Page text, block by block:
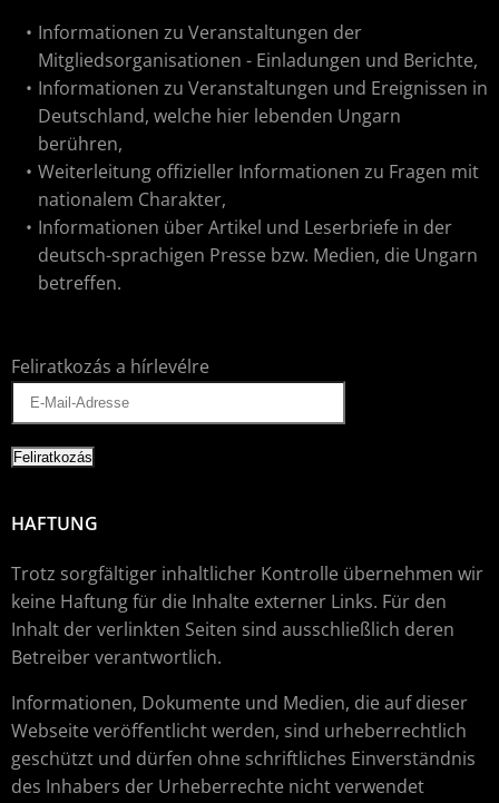
Informationen zu Veranstaltungen der
Mitgliedsorganisationen - Einladungen und Berichte,
Informationen zu Veranstaltungen und Ereignissen in
Deutschland, welche hier lebenden Ungarn
berühren,
Weiterleitung offizieller Informationen zu Fragen mit
nationalem Charakter,
Informationen über Artikel und Leserbriefe in der
deutsch-sprachigen Presse bzw. Medien, die Ungarn
betreffen.
Feliratkozás a hírlevélre
HAFTUNG
Trotz sorgfältiger inhaltlicher Kontrolle übernehmen wir
keine Haftung für die Inhalte externer Links. Für den
Inhalt der verlinkten Seiten sind ausschließlich deren
Betreiber verantwortlich.
Informationen, Dokumente und Medien, die auf dieser
Webseite veröffentlicht werden, sind urheberrechtlich
geschützt und dürfen ohne schriftliches Einverständnis
des Inhabers der Urheberrechte nicht verwendet